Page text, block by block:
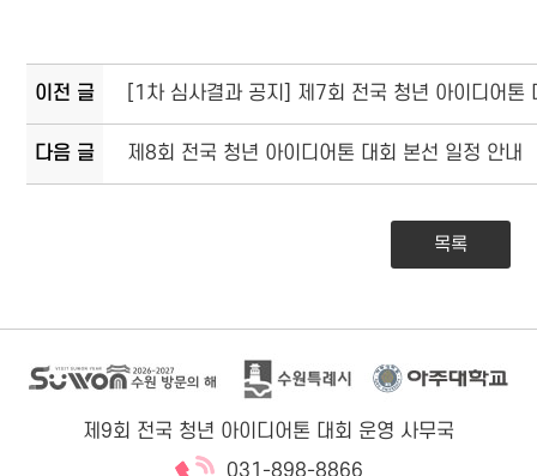
이전 글 [1차 심사결과 공지] 제7회 전국 청년 아이디어톤
다음 글 제8회 전국 청년 아이디어톤 대회 본선 일정 안내
목록
제9회 전국 청년 아이디어톤 대회 운영 사무국
031-898-8866